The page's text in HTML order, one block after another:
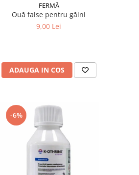
FERMĂ
Ouă false pentru găini
9,00 Lei
ADAUGA IN COS
-6%